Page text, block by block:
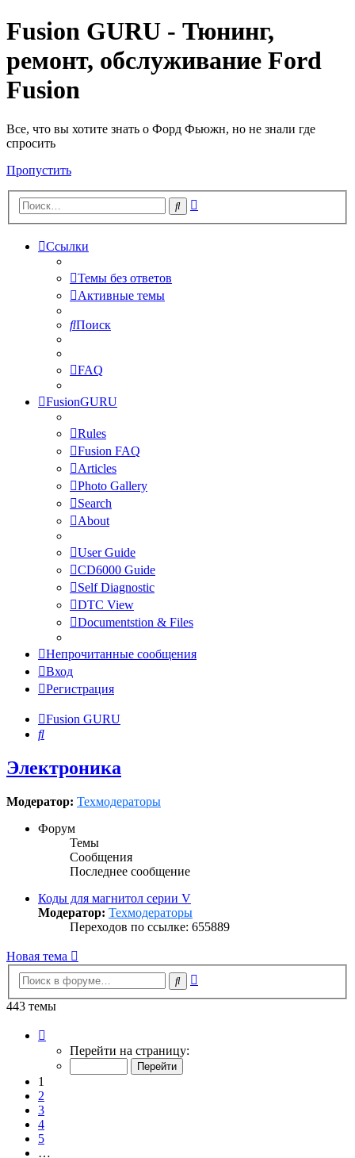
Fusion GURU - Тюнинг,
ремонт, обслуживание Ford
Fusion
Все, что вы хотите знать о Форд Фьюжн, но не знали где
спросить
Пропустить
Поиск
Ссылки
Темы без ответов
Активные темы
Поиск
FAQ
FusionGURU
Rules
Fusion FAQ
Articles
Photo Gallery
Search
About
User Guide
CD6000 Guide
Self Diagnostic
DTC View
Documentstion & Files
Непрочитанные сообщения
Вход
Регистрация
Fusion GURU
Поиск
Электроника
Модератор: Техмодераторы
Форум
Темы
Сообщения
Последнее сообщение
Коды для магнитол серии V
Модератор: Техмодераторы
Переходов по ссылке: 655889
Новая тема
Поиск
443 темы
Перейти на страницу:
1
2
3
4
5
…